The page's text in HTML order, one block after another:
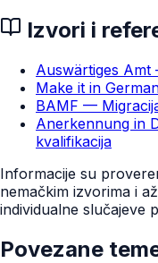
Izvori i
Auswärtiges
Make it in
BAMF —
Anerkennung in
kvalifikacija
Informacije su
nemačkim izvorima i
individualne slučajeve
Povezane